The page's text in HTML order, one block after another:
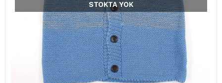
STOKTA YOK